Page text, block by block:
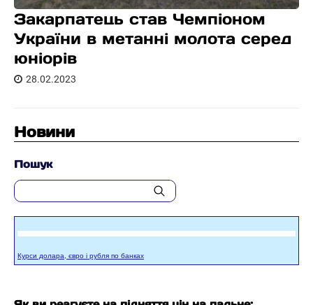
Закарпатець став Чемпіоном
України в метанні молота серед
юніорів
28.02.2023
Новини
Пошук
Курси долара, євро і рубля по банках